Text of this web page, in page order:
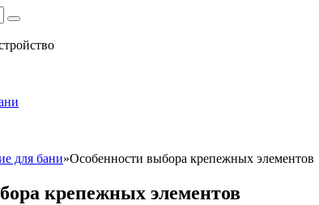
для бани»Особенности выбора крепежных элементов
крепежных элементов